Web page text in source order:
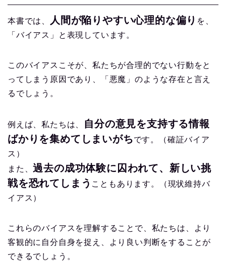
本書では、 人間が陥りやすい心理的な偏り を、
「バイアス」と表現しています。
このバイアスこそが、私たちが合理的でない行動をと
ってしまう原因であり、「悪魔」のような存在と言え
るでしょう。
例えば、私たちは、
自分の意見を支持する情報
ばかりを集めてしまいがちです。（確証バイア
ス）
また、過去の成功体験に囚われて、新しい挑
戦を恐れてしまう こともあります。（現状維持バ
イアス）
これらのバイアスを理解することで、私たちは、より
客観的に自分自身を捉え、より良い判断をすることが
できるでしょう。